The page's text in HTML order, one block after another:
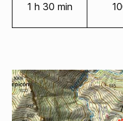
1 h 30 min